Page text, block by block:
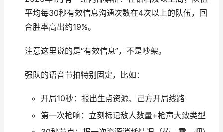
平均每30秒有效信息沟通次数在4次以上的队伍，回
合胜率高出约19%。
注意这里说的是“有效信息”，不是吵架。
强队的语音节拍特别固定，比如：
开局10秒：报出生点资源、己方开局线路
第一次枪响：立刻标记敌人数量+枪声大致类型